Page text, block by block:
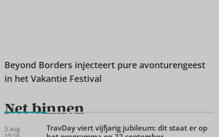
Beyond Borders injecteert pure avonturengeest
in het Vakantie Festival
Net binnen
5 aug
TravDay viert vijfjarig jubileum: dit staat er op